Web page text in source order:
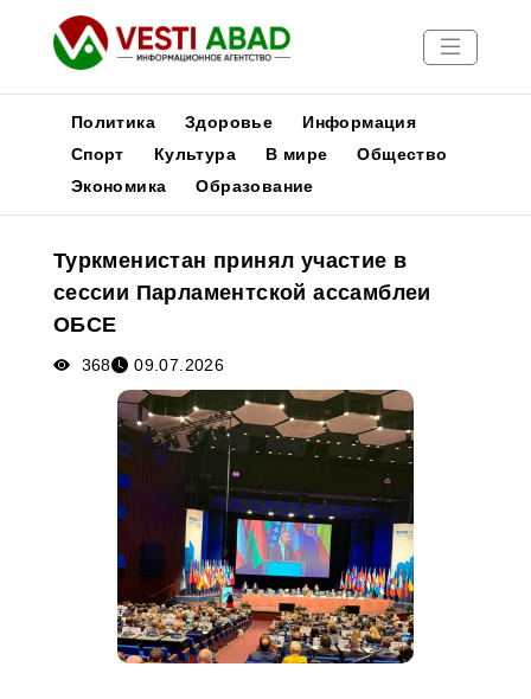
Новости
Медиа
Афиша
Политика Здоровье
Информация
Спорт
Культура В мире
Общество
Экономика
Образование
Туркменистан принял участие в
сессии Парламентской ассамблеи
ОБСЕ
368 09.07.2026